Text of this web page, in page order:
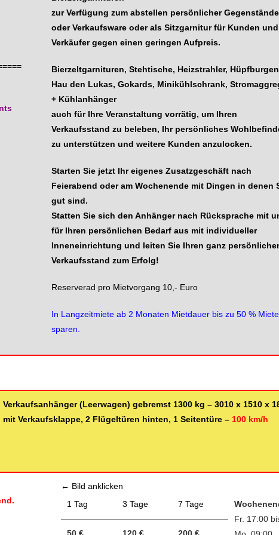
zur Verfügung zum abstellen persönlicher Gegenstände
oder Verkaufsware oder als Sitzgarnitur für Kunden und
Verkäufer gegen einen geringen Aufpreis.
Bierzeltgarnituren, Stehtische, Heizstrahler,
Hau den Lukas, Gokards, Minikühlschrank,
+ Kühlanhänger
auch für Ihre Veranstaltung vorrätig, um Ihren
Verkaufsstand zu beleben, Ihr persönliches
zu unterstützen und weitere Kunden anzulocken.
Starten Sie jetzt Ihr eigenes Zusatzgeschäft nach
Feierabend oder am Wochenende mit Dingen in denen
gut sind.
Statten Sie sich den Anhänger nach Rücksprache mit
für Ihren persönlichen Bedarf aus mit individueller
Inneneinrichtung und leiten Sie Ihren ganz
Verkaufsstand zum Erfolg!
Reserverad pro Mietvorgang 10,- Euro
In Langzeitmiete ab 2 Monaten Mietdauer bis zu 50 % Miete
sparen.
Verkaufsanhänger (Leerwagen) gebremst 1300 kg – 3010 x 1510 x
mit Verkaufsklappe, 2 Flügeltüren hinten, 1 Seitentüre – 100 km/h
← Bild anklicken
1 Tag
3 Tage 7 Tage
Fr. 17:00
50 € 120 € 200 €